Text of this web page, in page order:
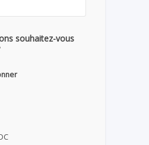
souhaitez-vous